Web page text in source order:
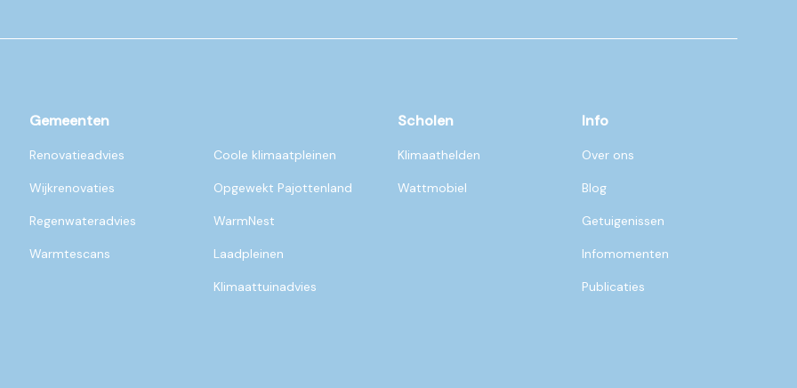
Gemeenten
Renovatieadvies
Wijkrenovaties
Regenwateradvies
Warmtescans
Coole klimaatpleinen
Opgewekt Pajottenland
WarmNest
Laadpleinen
Klimaattuinadvies
Scholen
Klimaathelden
Wattmobiel
Info
Over ons
Blog
Getuigenissen
Infomomenten
Publicaties